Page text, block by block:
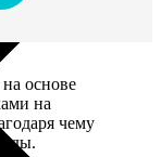
основе
на
чему